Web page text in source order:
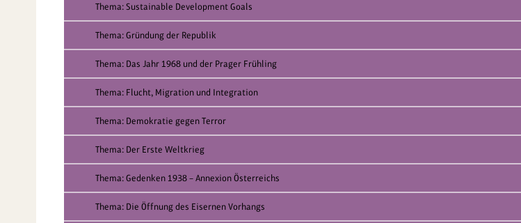
Thema: Sustainable Development Goals
Thema: Gründung der Republik
Thema: Das Jahr 1968 und der Prager Frühling
Thema: Flucht, Migration und Integration
Thema: Demokratie gegen Terror
Thema: Der Erste Weltkrieg
Thema: Gedenken 1938 – Annexion Österreichs
Thema: Die Öffnung des Eisernen Vorhangs